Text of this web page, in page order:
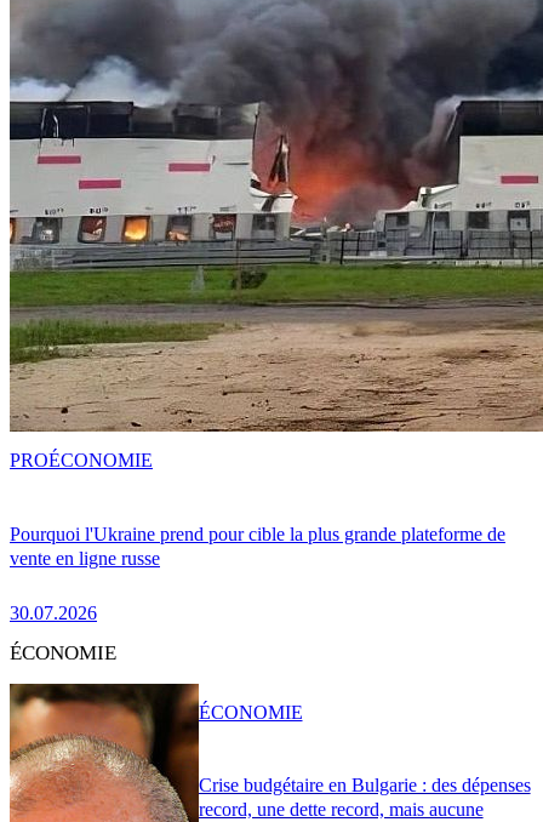
Pourquoi l'Ukraine prend pour cible la plus grande plateforme de
vente en ligne russe
30.07.2026
PROÉCONOMIE
ÉCONOMIE
Crise budgétaire en Bulgarie : des dépenses
record, une dette record, mais aucune
ÉCONOMIE